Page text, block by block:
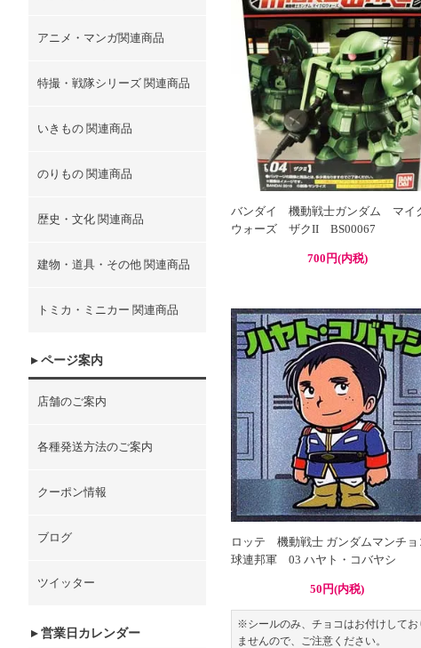
アニメ・マンガ関連商品
特撮・戦隊シリーズ 関連商品
いきもの 関連商品
のりもの 関連商品
歴史・文化 関連商品
建物・道具・その他 関連商品
トミカ・ミニカー 関連商品
ページ案内
店舗のご案内
各種発送方法のご案内
クーポン情報
ブログ
ツイッター
営業日カレンダー
バンダイ 機動戦士ガンダム マイ
ウォーズ ザクII BS00067
700円(内税)
ロッテ 機動戦士 ガンダムマンチョ
球連邦軍 03 ハヤト・コバヤシ
50円(内税)
※シールのみ、チョコはお付けしてお
ませんので、ご注意ください。